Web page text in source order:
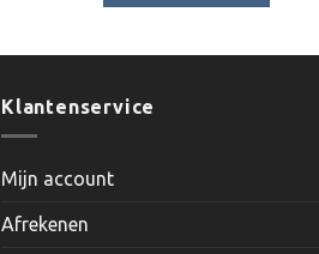
Klantenservice
Mijn account
Afrekenen